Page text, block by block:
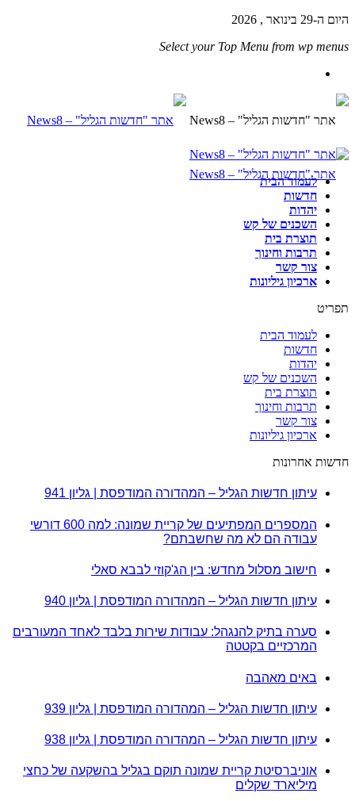
היום ה-29 בינואר , 2026
Select your Top Menu from wp menus
לעמוד הבית
חדשות
יהדות
השכנים של קש
תוצרת בית
תרבות וחינוך
צור קשר
ארכיון גיליונות
תפריט
לעמוד הבית
חדשות
יהדות
השכנים של קש
תוצרת בית
תרבות וחינוך
צור קשר
ארכיון גיליונות
חדשות אחרונות
עיתון חדשות הגליל – המהדורה המודפסת | גליון 941
המספרים המפתיעים של קריית שמונה: למה 600 דורשי
עבודה הם לא מה שחשבתם?
חישוב מסלול מחדש: בין הג'קוזי לבבא סאלי
עיתון חדשות הגליל – המהדורה המודפסת | גליון 940
סערה בתיק להנגהל: עבודות שירות בלבד לאחד המעורבים
המרכזיים בקטטה
באים מאהבה
עיתון חדשות הגליל – המהדורה המודפסת | גליון 939
עיתון חדשות הגליל – המהדורה המודפסת | גליון 938
אוניברסיטת קריית שמונה תוקם בגליל בהשקעה של כחצי
מיליארד שקלים